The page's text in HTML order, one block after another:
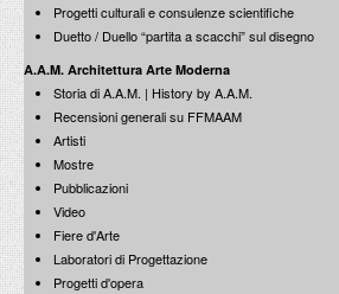
Progetti culturali e consulenze scientifiche
Duetto / Duello “partita a scacchi” sul disegno
A.A.M. Architettura Arte Moderna
Storia di A.A.M. | History by A.A.M.
Recensioni generali su FFMAAM
Artisti
Mostre
Pubblicazioni
Video
Fiere d'Arte
Laboratori di Progettazione
Progetti d'opera